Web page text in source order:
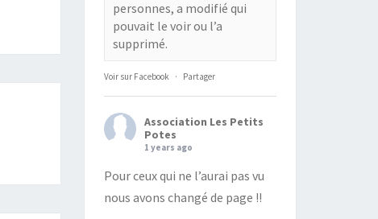
personnes, a modifié qui
pouvait le voir ou l’a
supprimé.
Voir sur Facebook · Partager
Association Les Petits
Potes
1 years ago
Pour ceux qui ne l’aurai pas vu
nous avons changé de page !!